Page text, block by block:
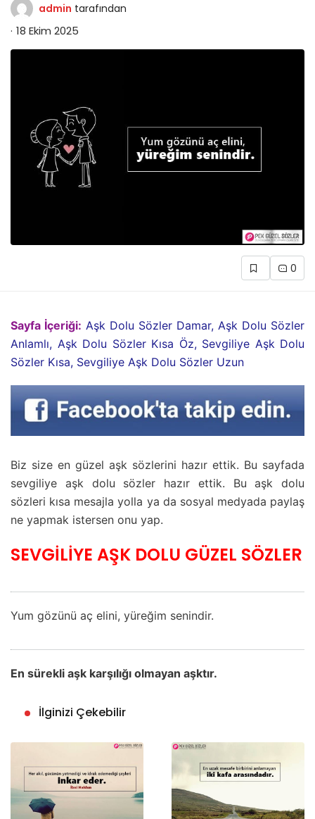
admin tarafından
18 Ekim 2025
0
Sayfa İçeriği: Aşk Dolu Sözler Damar, Aşk Dolu Sözler
Anlamlı, Aşk Dolu Sözler Kısa Öz, Sevgiliye Aşk Dolu
Sözler Kısa, Sevgiliye Aşk Dolu Sözler Uzun
Biz size en güzel aşk sözlerini hazır ettik. Bu sayfada
sevgiliye aşk dolu sözler hazır ettik. Bu aşk dolu
sözleri kısa mesajla yolla ya da sosyal medyada paylaş
ne yapmak istersen onu yap.
SEVGİLİYE AŞK DOLU GÜZEL SÖZLER
Yum gözünü aç elini, yüreğim senindir.
En sürekli aşk karşılığı olmayan aşktır.
İlginizi Çekebilir